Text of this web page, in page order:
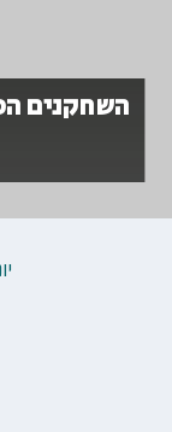
השחקנים
יונ